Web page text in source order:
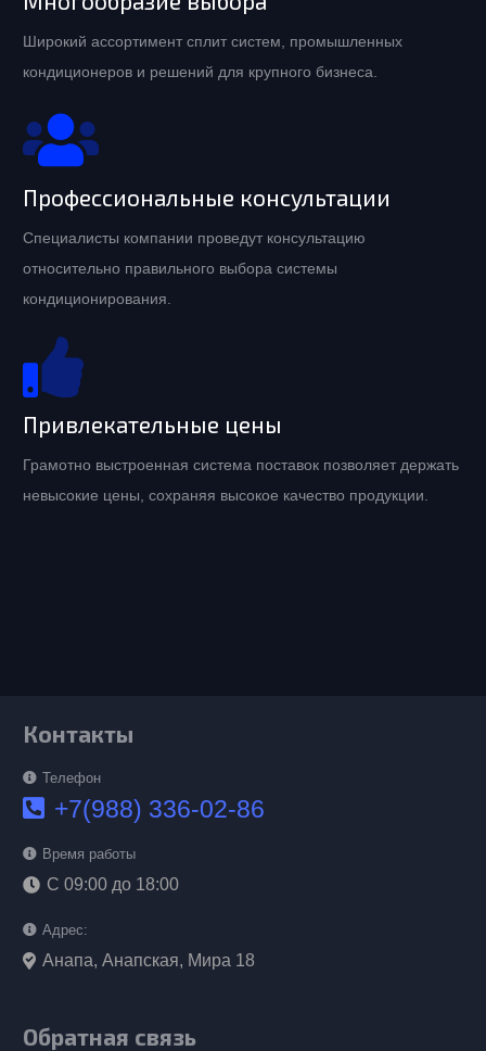
Широкий ассортимент сплит систем, промышленных
кондиционеров и решений для крупного бизнеса.
Профессиональные консультации
Специалисты компании проведут консультацию
относительно правильного выбора системы
кондиционирования.
Привлекательные цены
Грамотно выстроенная система поставок позволяет держать
невысокие цены, сохраняя высокое качество продукции.
Контакты
Телефон
+7(988) 336-02-86
Время работы
С 09:00 до 18:00
Адрес:
Анапа, Анапская, Мира 18
Обратная связь